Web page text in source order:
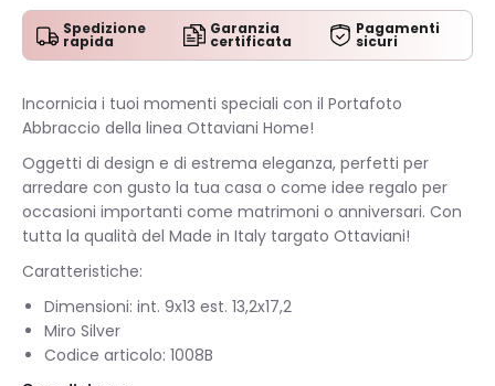
Spedizione
rapida
Garanzia
certificata
Pagamenti
sicuri
Incornicia i tuoi momenti speciali con il Portafoto
Abbraccio della linea Ottaviani Home!
Oggetti di design e di estrema eleganza, perfetti per
arredare con gusto la tua casa o come idee regalo per
occasioni importanti come matrimoni o anniversari. Con
tutta la qualità del Made in Italy targato Ottaviani!
Caratteristiche:
Dimensioni: int. 9x13 est. 13,2x17,2
Miro Silver
Codice articolo: 1008B